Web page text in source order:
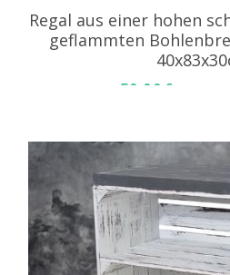
Regal aus einer hohen
geflammten
59,99 €